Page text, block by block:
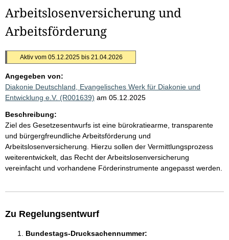
Arbeitslosenversicherung und
Arbeitsförderung
Aktiv vom 05.12.2025 bis 21.04.2026
Angegeben von:
Diakonie Deutschland, Evangelisches Werk für Diakonie und
Entwicklung e.V. (R001639) am 05.12.2025
Beschreibung:
Ziel des Gesetzesentwurfs ist eine bürokratiearme, transparente
und bürgergfreundliche Arbeitsförderung und
Arbeitslosenversicherung. Hierzu sollen der Vermittlungsprozess
weiterentwickelt, das Recht der Arbeitslosenversicherung
vereinfacht und vorhandene Förderinstrumente angepasst werden.
Zu Regelungsentwurf
Bundestags-Drucksachennummer: